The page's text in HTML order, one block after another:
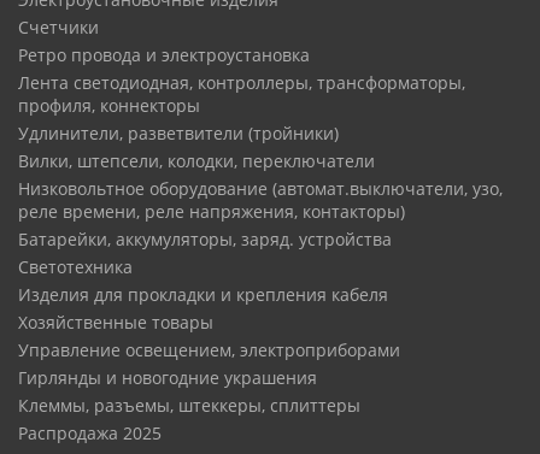
счетчики
ретро провода и электроустановка
лента светодиодная, контроллеры, трансформаторы,
профиля, коннекторы
удлинители, разветвители (тройники)
вилки, штепсели, колодки, переключатели
низковольтное оборудование (автомат.выключатели, узо,
реле времени, реле напряжения, контакторы)
батарейки, аккумуляторы, заряд. устройства
светотехника
изделия для прокладки и крепления кабеля
хозяйственные товары
управление освещением, электроприборами
гирлянды и новогодние украшения
клеммы, разъемы, штеккеры, сплиттеры
распродажа 2025